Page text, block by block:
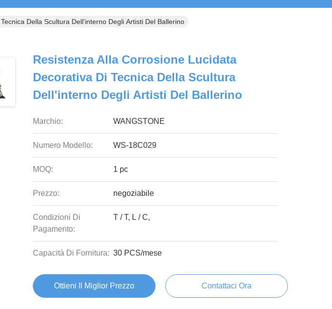
Della Scultura Dell'interno Degli Artisti Del Ballerino
Resistenza Alla Corrosione Lucidata
Decorativa Di Tecnica Della Scultura
Dell'interno Degli Artisti Del Ballerino
Marchio: WANGSTONE
Numero Modello: WS-18C029
MOQ: 1 pc
Prezzo: negoziabile
Condizioni Di
Pagamento:
T / T, L / C,
Capacità Di Fornitura: 30 PCS/mese
Ottieni Il Miglior Prezzo Contattaci Ora